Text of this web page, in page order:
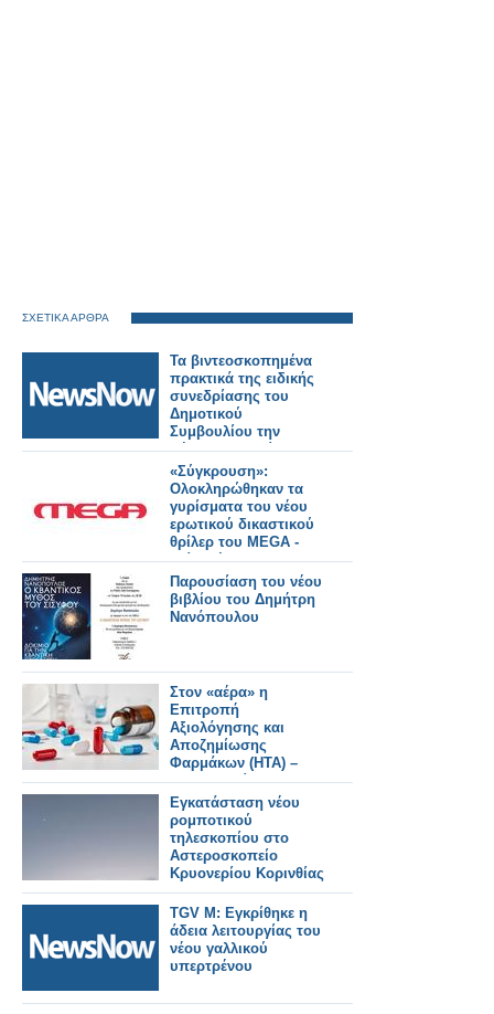
ΣΧΕΤΙΚΑ ΑΡΘΡΑ
Τα βιντεοσκοπημένα
πρακτικά της ειδικής
συνεδρίασης του
Δημοτικού
Συμβουλίου την
Πέμπτη 2 Ιουλίου
2026. Εκλογή νέου
Προεδρείου και
Δημοτικής
Επιτροπής.
«Σύγκρουση»:
Ολοκληρώθηκαν τα
γυρίσματα του νέου
ερωτικού δικαστικού
θρίλερ του MEGA -
Δείτε νέο backstage
φωτογραφικό υλικό
Παρουσίαση του νέου
βιβλίου του Δημήτρη
Νανόπουλου
Στον «αέρα» η
Επιτροπή
Αξιολόγησης και
Αποζημίωσης
Φαρμάκων (ΗΤΑ) –
Δεν μπορεί να
συνεδριάσει, σε
αναμονή δεκάδες
φάκελοι φαρμάκων
Εγκατάσταση νέου
ρομποτικού
τηλεσκοπίου στο
Αστεροσκοπείο
Κρυονερίου Κορινθίας
TGV M: Εγκρίθηκε η
άδεια λειτουργίας του
νέου γαλλικού
υπερτρένου